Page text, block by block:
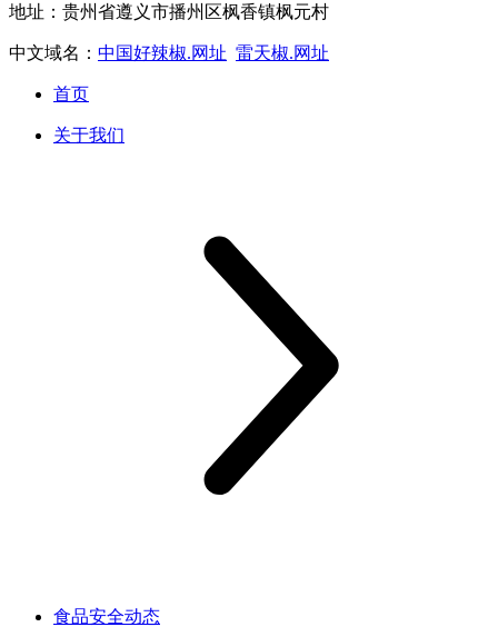
地址：贵州省遵义市播州区枫香镇枫元村
中文域名： 中国好辣椒.网址 雷天椒.网址
首页
关于我们
食品安全动态